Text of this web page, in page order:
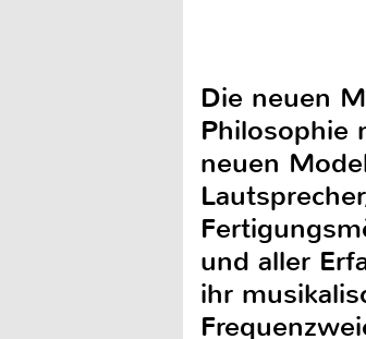
Die neuen
Philosophie
neuen
und aller
ihr